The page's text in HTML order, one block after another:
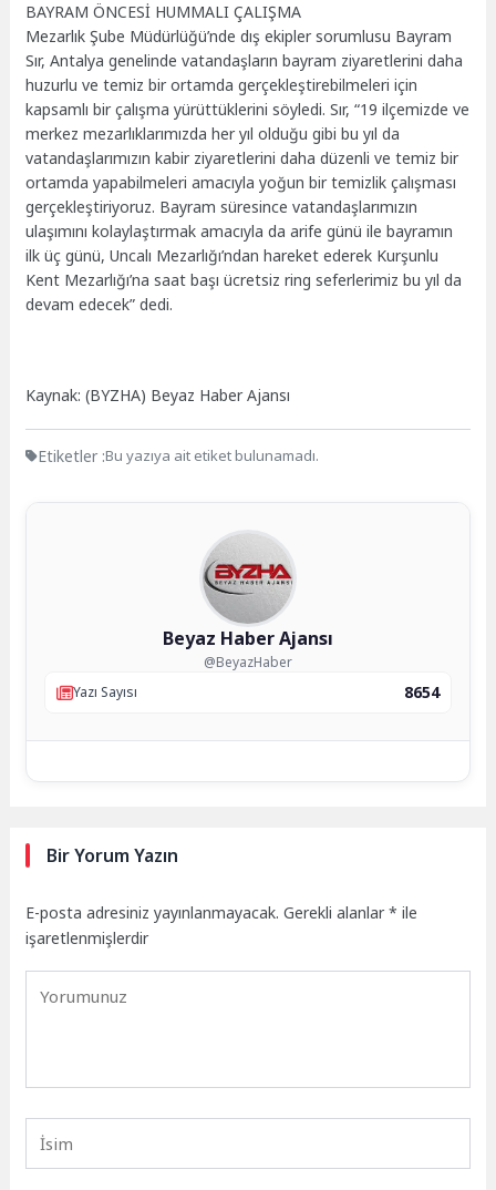
BAYRAM ÖNCESİ HUMMALI ÇALIŞMA
Mezarlık Şube Müdürlüğü’nde dış ekipler sorumlusu Bayram
Sır, Antalya genelinde vatandaşların bayram ziyaretlerini daha
huzurlu ve temiz bir ortamda gerçekleştirebilmeleri için
kapsamlı bir çalışma yürüttüklerini söyledi. Sır, “19 ilçemizde ve
merkez mezarlıklarımızda her yıl olduğu gibi bu yıl da
vatandaşlarımızın kabir ziyaretlerini daha düzenli ve temiz bir
ortamda yapabilmeleri amacıyla yoğun bir temizlik çalışması
gerçekleştiriyoruz. Bayram süresince vatandaşlarımızın
ulaşımını kolaylaştırmak amacıyla da arife günü ile bayramın
ilk üç günü, Uncalı Mezarlığı’ndan hareket ederek Kurşunlu
Kent Mezarlığı’na saat başı ücretsiz ring seferlerimiz bu yıl da
devam edecek” dedi.
Kaynak: (BYZHA) Beyaz Haber Ajansı
Etiketler :Bu yazıya ait etiket bulunamadı.
Beyaz Haber Ajansı
@BeyazHaber
Yazı Sayısı
8654
Bir Yorum Yazın
E-posta adresiniz yayınlanmayacak. Gerekli alanlar* ile
işaretlenmişlerdir